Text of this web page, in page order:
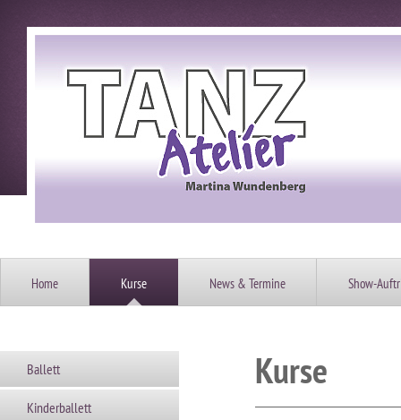
Home Kurse News & Termine Show-
Ballett
Kinderballett
Kurse